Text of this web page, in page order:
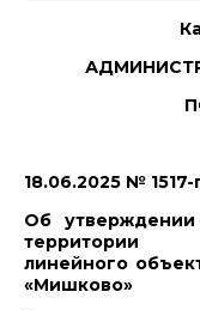
18.06.2025 № 1517-
Об
территории
линейного
«Мишково»